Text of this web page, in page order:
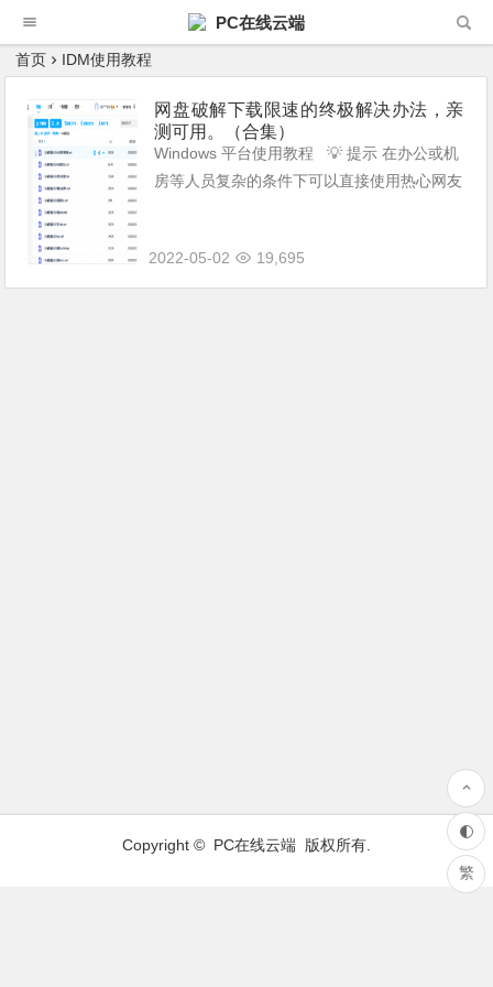
PC在线云端
首页 IDM使用教程
网盘破解下载限速的终极解决办法，亲
测可用。（合集）
Windows 平台使用教程 💡 提示 在办公或机
房等人员复杂的条件下可以直接使用热心网友
2022-05-02
19,695
Copyright © PC在线云端 版权所有.
繁